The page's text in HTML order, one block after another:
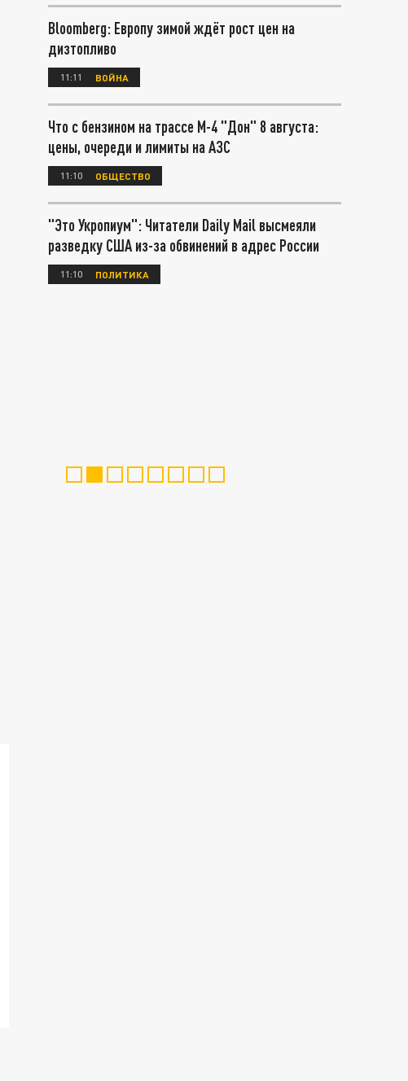
Bloomberg: Европу зимой ждёт рост цен на
дизтопливо
11:11 ВОЙНА
Что с бензином на трассе М-4 "Дон" 8 августа:
цены, очереди и лимиты на АЗС
11:10 ОБЩЕСТВО
"Это Укропиум": Читатели Daily Mail высмеяли
разведку США из-за обвинений в адрес России
11:10 ПОЛИТИКА